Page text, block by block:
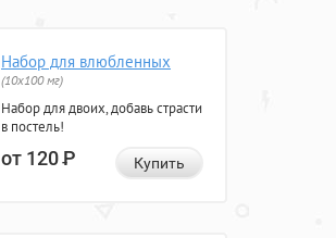
Набор для влюбленных
(10х100 мг)
Набор для двоих, добавь страсти
в постель!
от 120Р Купить